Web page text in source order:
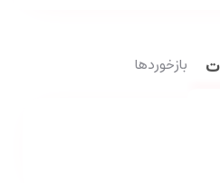
بازخوردها